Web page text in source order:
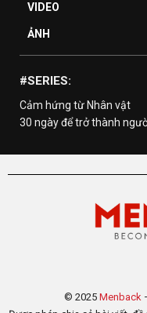
VIDEO
ẢNH
#SERIES:
Cảm hứng từ Nhân vật
30 ngày để trở thành
© 2025 Menback